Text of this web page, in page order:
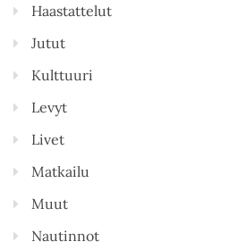
Haastattelut
Jutut
Kulttuuri
Levyt
Livet
Matkailu
Muut
Nautinnot